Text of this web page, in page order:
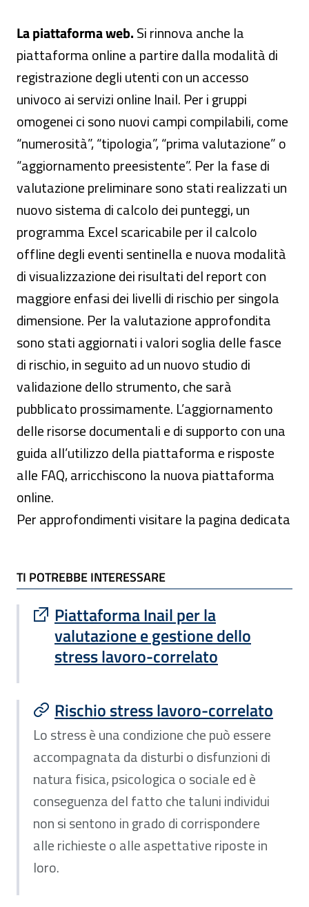
La piattaforma web.Si rinnova anche la
piattaforma online a partire dalla modalità di
registrazione degli utenti con un accesso
univoco ai servizi online Inail. Per i gruppi
omogenei ci sono nuovi campi compilabili, come
“numerosità”, “tipologia”, “prima valutazione” o
“aggiornamento preesistente”. Per la fase di
valutazione preliminare sono stati realizzati un
nuovo sistema di calcolo dei punteggi, un
programma Excel scaricabile per il calcolo
offline degli eventi sentinella e nuova modalità
di visualizzazione dei risultati del report con
maggiore enfasi dei livelli di rischio per singola
dimensione. Per la valutazione approfondita
sono stati aggiornati i valori soglia delle fasce
di rischio, in seguito ad un nuovo studio di
validazione dello strumento, che sarà
pubblicato prossimamente. L’aggiornamento
delle risorse documentali e di supporto con una
guida all’utilizzo della piattaforma e risposte
alle FAQ, arricchiscono la nuova piattaforma
online.
Per approfondimenti visitare la pagina dedicata
TI POTREBBE INTERESSARE
TI POTREBBE INTERESSARE
Piattaforma Inail per la
valutazione e gestione dello
stress lavoro-correlato
Sito esterno : apre una nuova finestra
Rischio stress lavoro-correlato
Lo stress è una condizione che può essere
accompagnata da disturbi o disfunzioni di
natura fisica, psicologica o sociale ed è
conseguenza del fatto che taluni individui
non si sentono in grado di corrispondere
alle richieste o alle aspettative riposte in
loro.